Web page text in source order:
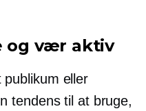
og vær aktiv
eller
tendens til at bruge,